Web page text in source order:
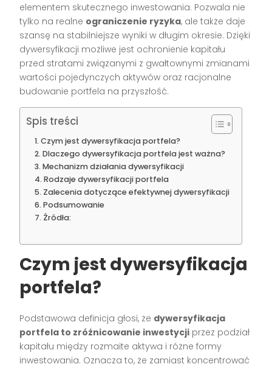
elementem skutecznego inwestowania. Pozwala nie
tylko na realne ograniczenie ryzyka, ale także daje
szansę na stabilniejsze wyniki w długim okresie. Dzięki
dywersyfikacji możliwe jest ochronienie kapitału
przed stratami związanymi z gwałtownymi zmianami
wartości pojedynczych aktywów oraz racjonalne
budowanie portfela na przyszłość.
Spis treści
Czym jest dywersyfikacja portfela?
Dlaczego dywersyfikacja portfela jest ważna?
Mechanizm działania dywersyfikacji
Rodzaje dywersyfikacji portfela
Zalecenia dotyczące efektywnej dywersyfikacji
Podsumowanie
Źródła:
Czym jest dywersyfikacja
portfela?
Podstawowa definicja głosi, że dywersyfikacja
portfela to zróżnicowanie inwestycji przez podział
kapitału między rozmaite aktywa i różne formy
inwestowania. Oznacza to, że zamiast koncentrować